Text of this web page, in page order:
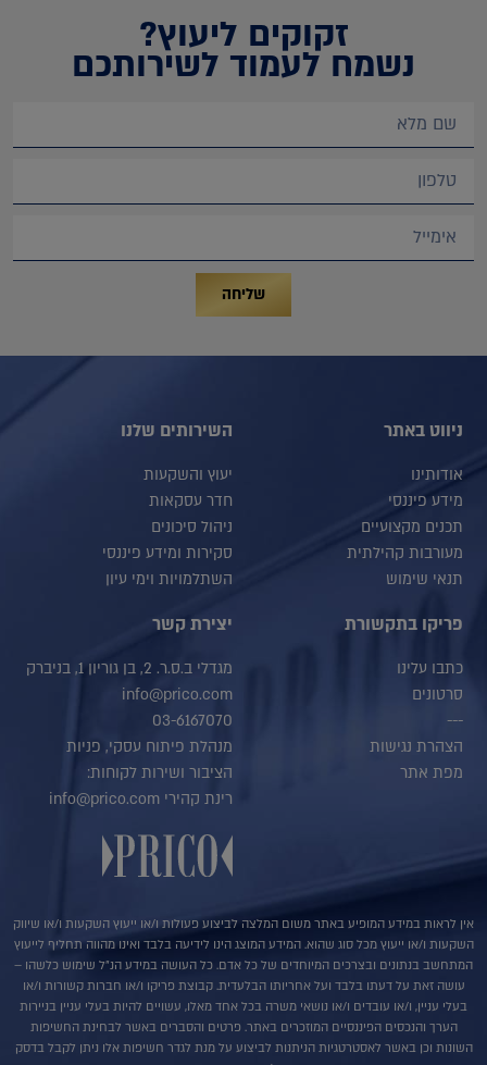
זקוקים ליעוץ?
נשמח לעמוד לשירותכם
שליחה
ניווט באתר
אודותינו
מידע פיננסי
תכנים מקצועיים
מעורבות קהילתית
תנאי שימוש
השירותים שלנו
יעוץ והשקעות
חדר עסקאות
ניהול סיכונים
סקירות ומידע פיננסי
השתלמויות וימי עיון
פריקו בתקשורת
כתבו עלינו
סרטונים
---
הצהרת נגישות
מפת אתר
יצירת קשר
מגדלי ב.ס.ר. 2, בן גוריון 1, בניברק
info@prico.com
03-6167070
מנהלת פיתוח עסקי, פניות
הציבור ושירות לקוחות:
רינת קהירי info@prico.com
אין לראות במידע המופיע באתר משום המלצה לביצוע פעולות ו/או ייעוץ השקעות ו/או שיווק
השקעות ו/או ייעוץ מכל סוג שהוא. המידע המוצג הינו לידיעה בלבד ואינו מהווה תחליף לייעוץ
המתחשב בנתונים ובצרכים המיוחדים של כל אדם. כל העושה במידע הנ"ל שימוש כלשהו –
עושה זאת על דעתו בלבד ועל אחריותו הבלעדית. קבוצת פריקו ו/או חברות קשורות ו/או
בעלי עניין, ו/או עובדים ו/או נושאי משרה בכל אחד מאלו, עשויים להיות בעלי עניין בניירות
הערך והנכסים הפיננסיים המוזכרים באתר. פרטים והסברים באשר לבחינת החשיפות
השונות וכן באשר לאסטרטגיות הניתנות לביצוע על מנת לגדר חשיפות אלו ניתן לקבל בדסק